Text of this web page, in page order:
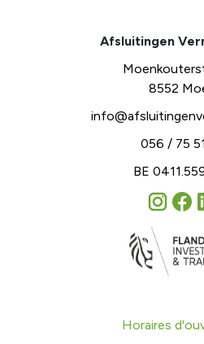
Afsluitingen
8552
056 / 75
BE
Horaires